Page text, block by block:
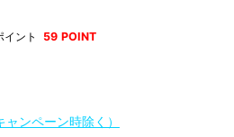
イント 59 POINT
ンペーン時除く）